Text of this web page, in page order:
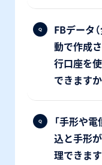
FBデータ
動で作成
行口座を
できます
「手形や
込と手形
理できま